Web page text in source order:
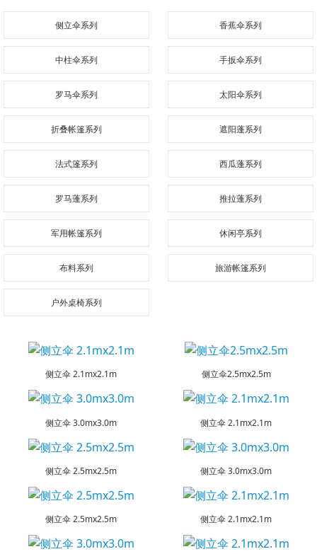
侧立伞系列 香蕉伞系列
中柱伞系列 手扳伞系列
罗马伞系列 太阳伞系列
折叠帐篷系列 遮阳蓬系列
法式篷系列 西瓜蓬系列
罗马蓬系列 推拉蓬系列
军用帐篷系列 休闲亭系列
布料系列 旅游帐篷系列
户外桌椅系列
侧立伞 2.1mx2.1m 侧立伞2.5mx2.5m
侧立伞 3.0mx3.0m 侧立伞 2.1mx2.1m
侧立伞 2.5mx2.5m 侧立伞 3.0mx3.0m
侧立伞 2.5mx2.5m 侧立伞 2.1mx2.1m